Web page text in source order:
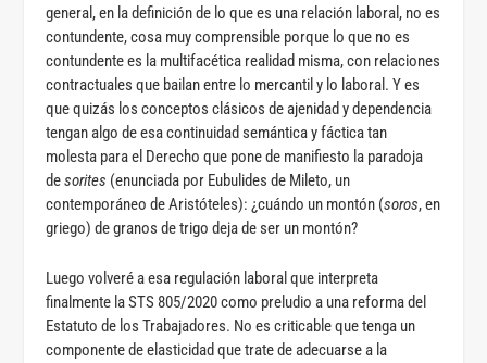
general, en la definición de lo que es una relación laboral, no es
contundente, cosa muy comprensible porque lo que no es
contundente es la multifacética realidad misma, con relaciones
contractuales que bailan entre lo mercantil y lo laboral. Y es
que quizás los conceptos clásicos de ajenidad y dependencia
tengan algo de esa continuidad semántica y fáctica tan
molesta para el Derecho que pone de manifiesto la paradoja
desorites (enunciada por Eubulides de Mileto, un
contemporáneo de Aristóteles): ¿cuándo un montón (soros, en
griego) de granos de trigo deja de ser un montón?
Luego volveré a esa regulación laboral que interpreta
finalmente la STS 805/2020 como preludio a una reforma del
Estatuto de los Trabajadores. No es criticable que tenga un
componente de elasticidad que trate de adecuarse a la